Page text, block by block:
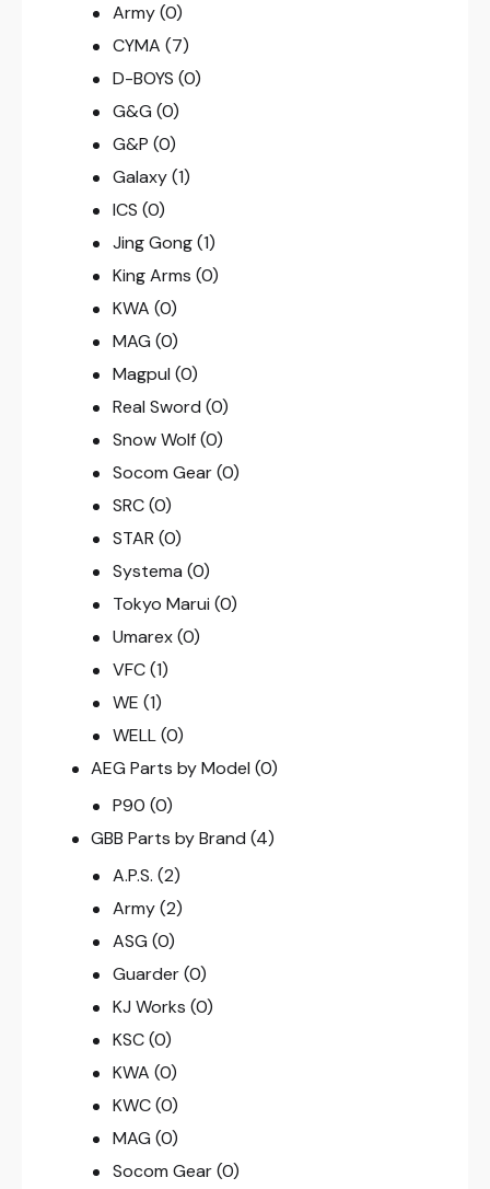
Army (0)
CYMA (7)
D-BOYS (0)
G&G (0)
G&P (0)
Galaxy (1)
ICS (0)
Jing Gong (1)
King Arms (0)
KWA (0)
MAG (0)
Magpul (0)
Real Sword (0)
Snow Wolf (0)
Socom Gear (0)
SRC (0)
STAR (0)
Systema (0)
Tokyo Marui (0)
Umarex (0)
VFC (1)
WE (1)
WELL (0)
AEG Parts by Model (0)
P90 (0)
GBB Parts by Brand (4)
A.P.S. (2)
Army (2)
ASG (0)
Guarder (0)
KJ Works (0)
KSC (0)
KWA (0)
KWC (0)
MAG (0)
Socom Gear (0)